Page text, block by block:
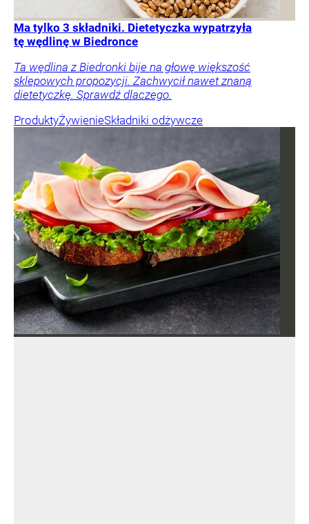
Ma tylko 3 składniki. Dietetyczka wypatrzyła
tę wędlinę w Biedronce
Ta wędlina z Biedronki bije na głowę większość
sklepowych propozycji. Zachwycił nawet znaną
dietetyczkę. Sprawdź dlaczego.
ProduktyŻywienieSkładniki odżywcze